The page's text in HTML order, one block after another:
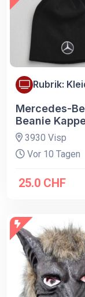
Rubrik:
Mercedes-
Beanie
3930 Visp
Vor 10 Tagen
25.0 CHF